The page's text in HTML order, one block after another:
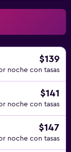
de 17
practicar
se indican
alojamiento (es
$139
noche con tasas
$141
noche con tasas
$147
noche con tasas